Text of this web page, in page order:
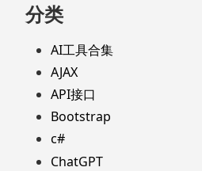
分类
AI工具合集
AJAX
API接口
Bootstrap
c#
ChatGPT